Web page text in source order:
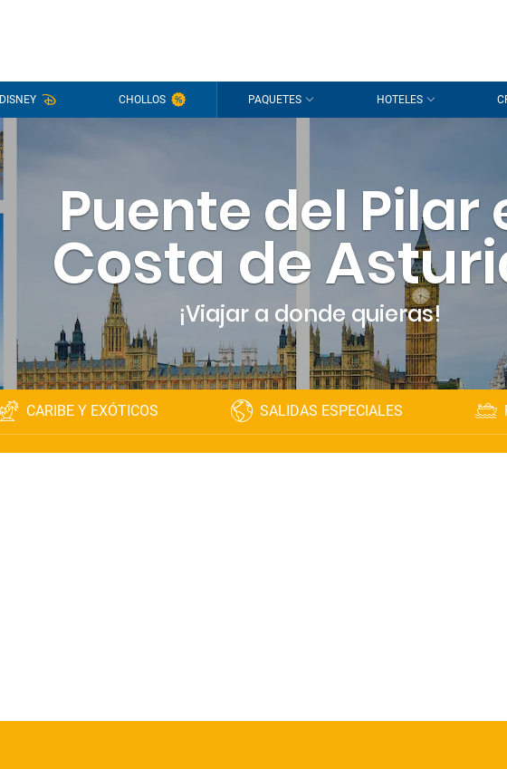
DISNEY CHOLLOS PAQUETES HOTELES
Puente del Pilar
Costa de
¡Viajar a donde quieras!
CARIBE Y EXÓTICOS SALIDAS ESPECIALES